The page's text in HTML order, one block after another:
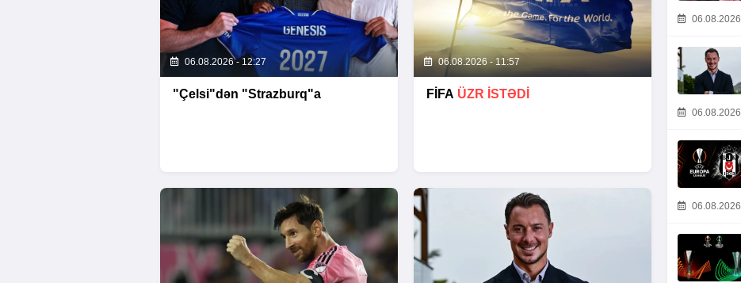
06.08.2026 - 12:27
"Çelsi"dən "Strazburq"a
06.08.2026 - 11:57
FİFA ÜZR İSTƏDİ
06.08.2026
06.08.2026
06.08.2026